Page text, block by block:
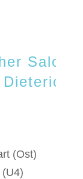
Salon
(Ost)
(U4)